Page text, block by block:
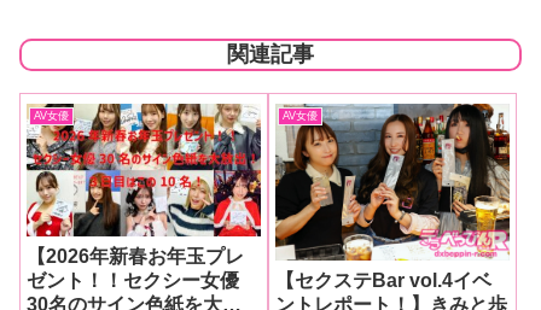
関連記事
AV女優
【2026年新春お年玉プレ
ゼント！！セクシー女優
30名のサイン色紙を大放
AV女優
【セクステBar vol.4イベ
ントレポート！】きみと歩